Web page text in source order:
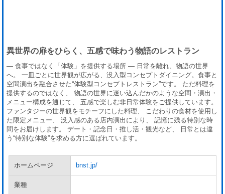
異世界の扉をひらく、五感で味わう物語のレストラン
― 食事ではなく「体験」を提供する場所 ― 日常を離れ、物語の世界
へ。 一皿ごとに世界観が広がる、没入型コンセプトダイニング。食事と
空間演出を融合させた“体験型コンセプトレストラン”です。 ただ料理を
提供するのではなく、 物語の世界に迷い込んだかのような空間・演出・
メニュー構成を通じて、 五感で楽しむ非日常体験をご提供しています。
ファンタジーの世界観をモチーフにした料理、 こだわりの食材を使用し
た限定メニュー、 没入感のある店内演出により、 記憶に残る特別な時
間をお届けします。 デート・記念日・推し活・観光など、 日常とは違
う“特別な体験”を求める方に選ばれています。
ホームページ bnst.jp/
業種